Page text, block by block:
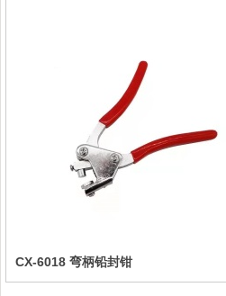
CX-6018 弯柄铅封钳